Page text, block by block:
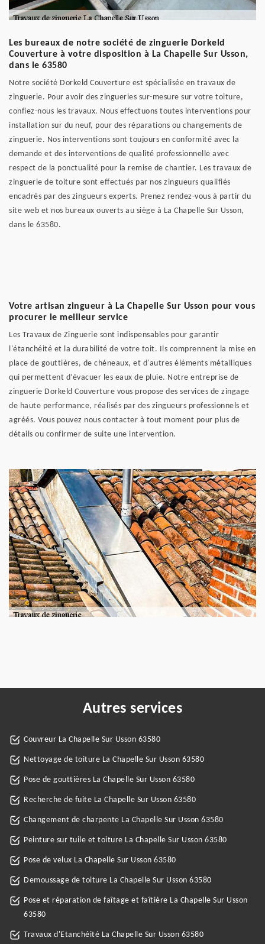
Les bureaux de notre société de zinguerie Dorkeld
Couverture à votre disposition à La Chapelle Sur Usson,
dans le 63580
Notre société Dorkeld Couverture est spécialisée en travaux de
zinguerie. Pour avoir des zingueries sur-mesure sur votre toiture,
confiez-nous les travaux. Nous effectuons toutes interventions pour
installation sur du neuf, pour des réparations ou changements de
zinguerie. Nos interventions sont toujours en conformité avec la
demande et des interventions de qualité professionnelle avec
respect de la ponctualité pour la remise de chantier. Les travaux de
zinguerie de toiture sont effectués par nos zingueurs qualifiés
encadrés par des zingueurs experts. Prenez rendez-vous à partir du
site web et nos bureaux ouverts au siège à La Chapelle Sur Usson,
dans le 63580.
Votre artisan zingueur à La Chapelle Sur Usson pour vous
procurer le meilleur service
Les Travaux de Zinguerie sont indispensables pour garantir
l'étanchéité et la durabilité de votre toit. Ils comprennent la mise en
place de gouttières, de chéneaux, et d'autres éléments métalliques
qui permettent d’évacuer les eaux de pluie. Notre entreprise de
zinguerie Dorkeld Couverture vous propose des services de zingage
de haute performance, réalisés par des zingueurs professionnels et
agréés. Vous pouvez nous contacter à tout moment pour plus de
détails ou confirmer de suite une intervention.
Autres services
Couvreur La Chapelle Sur Usson 63580
Nettoyage de toiture La Chapelle Sur Usson 63580
Pose de gouttières La Chapelle Sur Usson 63580
Recherche de fuite La Chapelle Sur Usson 63580
Changement de charpente La Chapelle Sur Usson 63580
Peinture sur tuile et toiture La Chapelle Sur Usson 63580
Pose de velux La Chapelle Sur Usson 63580
Demoussage de toiture La Chapelle Sur Usson 63580
Pose et réparation de faîtage et faîtière La Chapelle Sur Usson
63580
Travaux d'Etanchéité La Chapelle Sur Usson 63580